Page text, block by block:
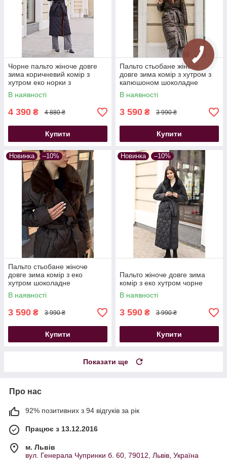
Чорне пальто жіноче довге
зима коричневий комір з
хутром еко норки з
капюшоном
В наявності
4 390 ₴ 4 880 ₴
Купити
Пальто стьобане жіноче
довге зима комір з хутром з
капюшоном шоколадне
В наявності
3 590 ₴ 3 990 ₴
Купити
Новинка –10%
Пальто стьобане жіноче
довге зима комір з еко
хутром шоколадне
В наявності
3 590 ₴ 3 990 ₴
Купити
Новинка –10%
Пальто жіноче довге зима
комір з еко хутром чорне
В наявності
3 590 ₴ 3 990 ₴
Купити
Показати ще
Про нас
92% позитивних з 94 відгуків за рік
Працює з 13.12.2016
м. Львів
вул. Генерала Чупринки б. 60, 79012, Львів, Україна